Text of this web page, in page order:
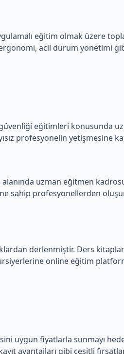
eğitim olmak üzere
acil durum yönetimi
güvenliği eğitimleri
profesyonelin yetişmesine
alanında uzman eğitmen
sahip profesyonellerden
derlenmiştir. Ders
online eğitim
uygun fiyatlarla sunmayı
avantajları gibi çeşitli